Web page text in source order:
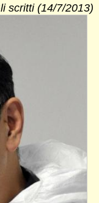
scritti (14/7/2013)